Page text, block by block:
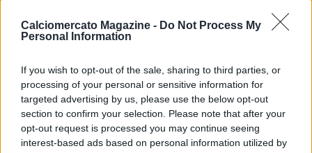
Calciomercato Magazine - Do Not Process My
Personal Information
If you wish to opt-out of the sale, sharing to third parties, or
processing of your personal or sensitive information for
targeted advertising by us, please use the below opt-out
section to confirm your selection. Please note that after your
opt-out request is processed you may continue seeing
interest-based ads based on personal information utilized by
Stesso out su cui opera Noa Lang, un altro dei nuovi che sta
scalpitando: l'olandese, arrivato dal Psv per 25 milioni, nelle
anche a causa della scelta di Conte di schierare tutti i "Fab 4"
(Lobotka, McTominay, De Bruyne e Anguissa) in un modulo
che lascia solo le briciole agli esterni d'attacco. Anche Hojlund
potrebbe fare il suo esordio in azzurro prima del previsto: il
danese ha svolto la preparazione con lo United e sembra
pronto a ritagliarsi spazio anche a Napoli. Nel prossimo ciclo di